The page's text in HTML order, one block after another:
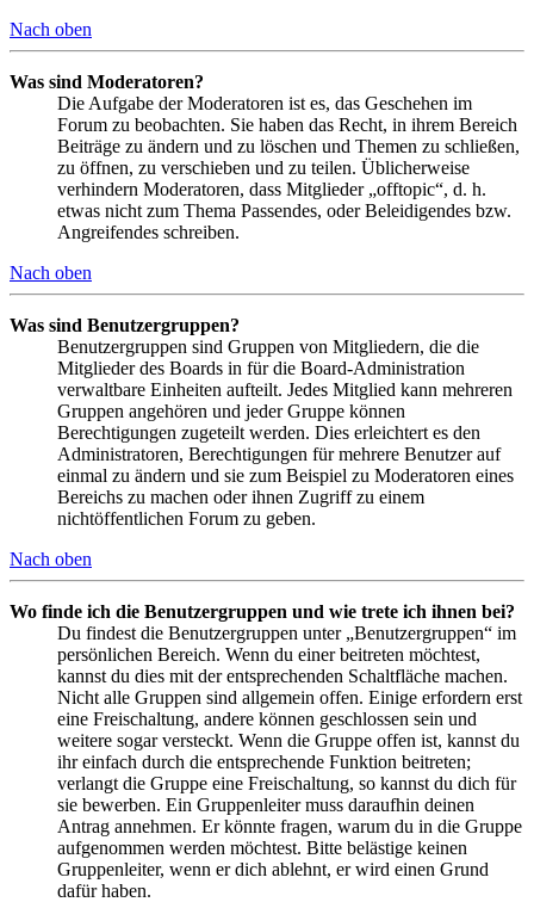
Nach oben
Was sind Moderatoren?
Die Aufgabe der Moderatoren ist es, das Geschehen im
Forum zu beobachten. Sie haben das Recht, in ihrem Bereich
Beiträge zu ändern und zu löschen und Themen zu schließen,
zu öffnen, zu verschieben und zu teilen. Üblicherweise
verhindern Moderatoren, dass Mitglieder „offtopic“, d. h.
etwas nicht zum Thema Passendes, oder Beleidigendes bzw.
Angreifendes schreiben.
Nach oben
Was sind Benutzergruppen?
Benutzergruppen sind Gruppen von Mitgliedern, die die
Mitglieder des Boards in für die Board-Administration
verwaltbare Einheiten aufteilt. Jedes Mitglied kann mehreren
Gruppen angehören und jeder Gruppe können
Berechtigungen zugeteilt werden. Dies erleichtert es den
Administratoren, Berechtigungen für mehrere Benutzer auf
einmal zu ändern und sie zum Beispiel zu Moderatoren eines
Bereichs zu machen oder ihnen Zugriff zu einem
nichtöffentlichen Forum zu geben.
Nach oben
Wo finde ich die Benutzergruppen und wie trete ich ihnen bei?
Du findest die Benutzergruppen unter „Benutzergruppen“ im
persönlichen Bereich. Wenn du einer beitreten möchtest,
kannst du dies mit der entsprechenden Schaltfläche machen.
Nicht alle Gruppen sind allgemein offen. Einige erfordern erst
eine Freischaltung, andere können geschlossen sein und
weitere sogar versteckt. Wenn die Gruppe offen ist, kannst du
ihr einfach durch die entsprechende Funktion beitreten;
verlangt die Gruppe eine Freischaltung, so kannst du dich für
sie bewerben. Ein Gruppenleiter muss daraufhin deinen
Antrag annehmen. Er könnte fragen, warum du in die Gruppe
aufgenommen werden möchtest. Bitte belästige keinen
Gruppenleiter, wenn er dich ablehnt, er wird einen Grund
dafür haben.